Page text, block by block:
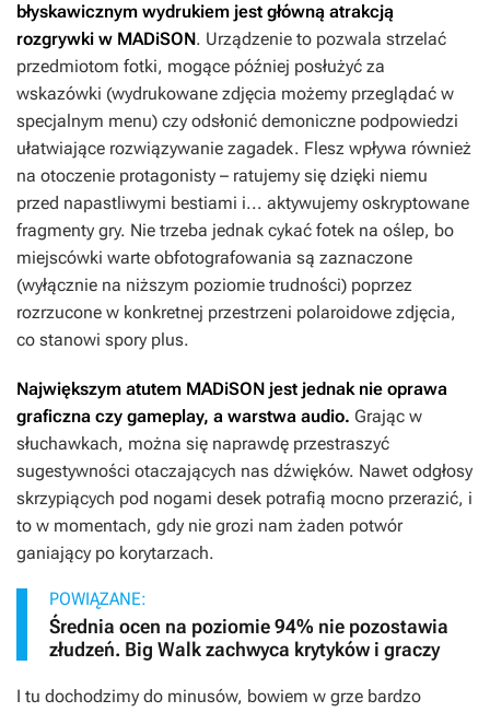
błyskawicznym wydrukiem jest główną atrakcją
rozgrywki w MADiSON. Urządzenie to pozwala strzelać
przedmiotom fotki, mogące później posłużyć za
wskazówki (wydrukowane zdjęcia możemy przeglądać w
specjalnym menu) czy odsłonić demoniczne podpowiedzi
ułatwiające rozwiązywanie zagadek. Flesz wpływa również
na otoczenie protagonisty – ratujemy się dzięki niemu
przed napastliwymi bestiami i... aktywujemy oskryptowane
fragmenty gry. Nie trzeba jednak cykać fotek na oślep, bo
miejscówki warte obfotografowania są zaznaczone
(wyłącznie na niższym poziomie trudności) poprzez
rozrzucone w konkretnej przestrzeni polaroidowe zdjęcia,
co stanowi spory plus.
Największym atutem MADiSON jest jednak nie oprawa
graficzna czy gameplay, a warstwa audio. Grając w
słuchawkach, można się naprawdę przestraszyć
sugestywności otaczających nas dźwięków. Nawet odgłosy
skrzypiących pod nogami desek potrafią mocno przerazić, i
to w momentach, gdy nie grozi nam żaden potwór
ganiający po korytarzach.
POWIĄZANE:
Średnia ocen na poziomie 94% nie pozostawia
złudzeń. Big Walk zachwyca krytyków i graczy
I tu dochodzimy do minusów, bowiem w grze bardzo